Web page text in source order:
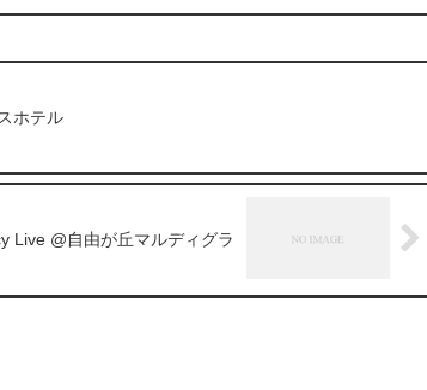
ホテル
Live @自由が丘マルディグラ